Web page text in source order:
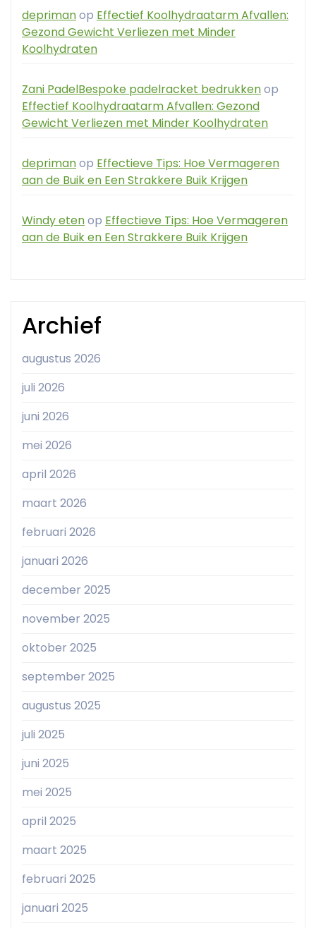
deprimanop Effectief Koolhydraatarm Afvallen:
Gezond Gewicht Verliezen met Minder
Koolhydraten
Zani PadelBespoke padelracket bedrukkenop
Effectief Koolhydraatarm Afvallen: Gezond
Gewicht Verliezen met Minder Koolhydraten
deprimanop Effectieve Tips: Hoe Vermageren
aan de Buik en Een Strakkere Buik Krijgen
Windy etenop Effectieve Tips: Hoe Vermageren
aan de Buik en Een Strakkere Buik Krijgen
Archief
augustus 2026
juli 2026
juni 2026
mei 2026
april 2026
maart 2026
februari 2026
januari 2026
december 2025
november 2025
oktober 2025
september 2025
augustus 2025
juli 2025
juni 2025
mei 2025
april 2025
maart 2025
februari 2025
januari 2025